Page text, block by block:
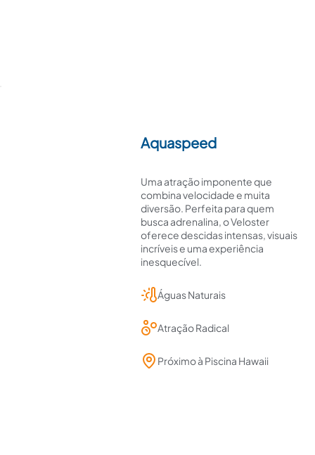
Aquaspeed
Uma atração imponente que
combina velocidade e muita
diversão. Perfeita para quem
busca adrenalina, o Veloster
oferece descidas intensas, visuais
incríveis e uma experiência
inesquecível.
Águas Naturais
Atração Radical
Próximo à Piscina Hawaii